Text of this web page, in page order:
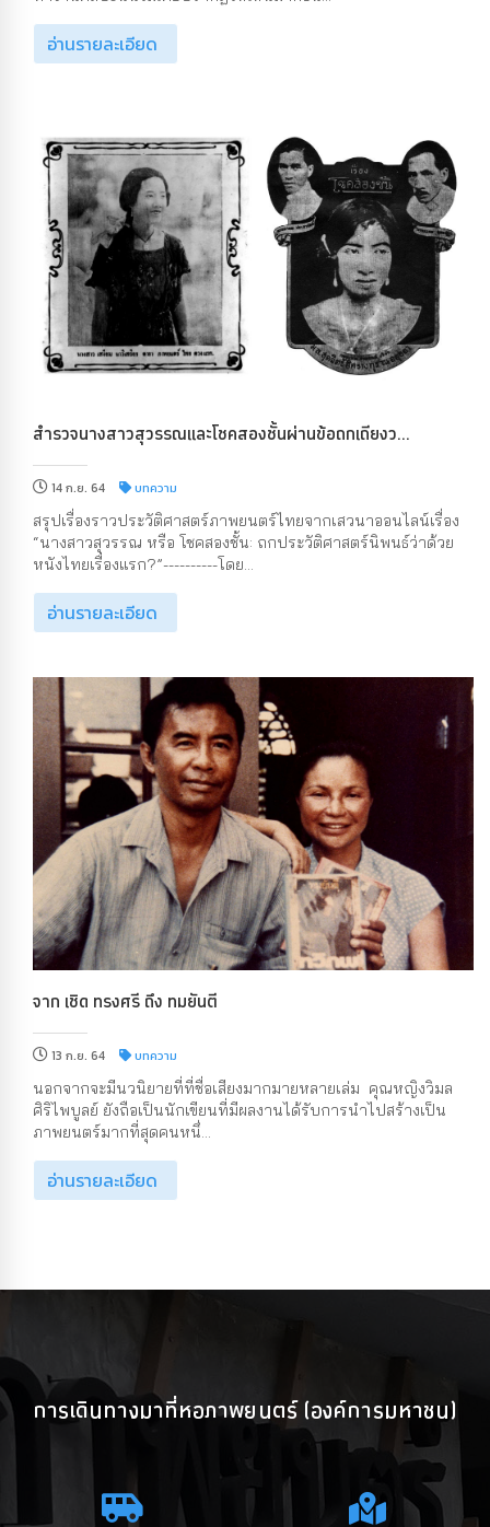
อ่านรายละเอียด
สำรวจนางสาวสุวรรณและโชคสองชั้นผ่านข้อถกเถียงว...
14 ก.ย. 64 บทความ
สรุปเรื่องราวประวัติศาสตร์ภาพยนตร์ไทยจากเสวนาออนไลน์เรื่อง
“นางสาวสุวรรณ หรือ โชคสองชั้น: ถกประวัติศาสตร์นิพนธ์ว่าด้วย
หนังไทยเรื่องแรก?”----------โดย...
อ่านรายละเอียด
จาก เชิด ทรงศรี ถึง ทมยันตี
13 ก.ย. 64 บทความ
นอกจากจะมีนวนิยายที่ที่ชื่อเสียงมากมายหลายเล่ม คุณหญิงวิมล
ศิริไพบูลย์ ยังถือเป็นนักเขียนที่มีผลงานได้รับการนำไปสร้างเป็น
ภาพยนตร์มากที่สุดคนหนึ่...
อ่านรายละเอียด
การเดินทางมาที่หอภาพยนตร์ (องค์การมหาชน)